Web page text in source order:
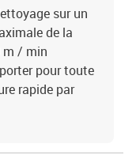
sur un
de la
m / min
pour toute
rapide par